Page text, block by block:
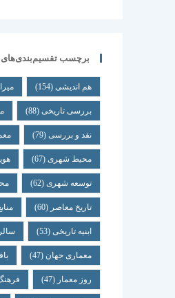
برچسب
هم اندیشی(154)
بررسی تاریخی(88)
نقد و بررسی(79)
محیط شهری(67)
توسعه شهری(62)
تاریخ معاصر (60)
ابنیه تاریخی(53)
معماری جهان (47)
روز معمار (47)